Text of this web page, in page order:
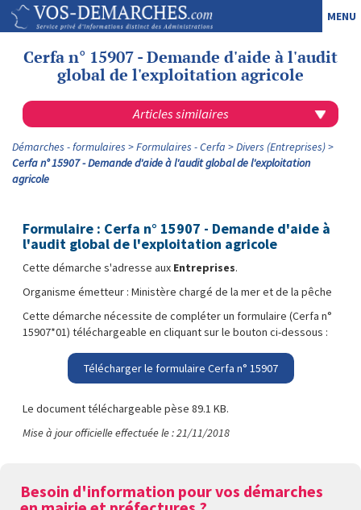
MENU
Cerfa n° 15907 - Demande d'aide à l'audit
global de l'exploitation agricole
Articles similaires
Démarches - formulaires Formulaires - Cerfa
Divers (Entreprises)
Cerfa n° 15907 - Demande d'aide à l'audit global de l'exploitation
agricole
Formulaire : Cerfa n° 15907 - Demande d'aide à
l'audit global de l'exploitation agricole
Cette démarche s'adresse aux Entreprises.
Organisme émetteur : Ministère chargé de la mer et de la pêche
Cette démarche nécessite de compléter un formulaire (Cerfa n°
15907*01) téléchargeable en cliquant sur le bouton ci-dessous :
Télécharger le formulaire Cerfa n° 15907
Le document téléchargeable pèse 89.1 KB.
Mise à jour officielle effectuée le : 21/11/2018
Besoin d'information pour vos démarches